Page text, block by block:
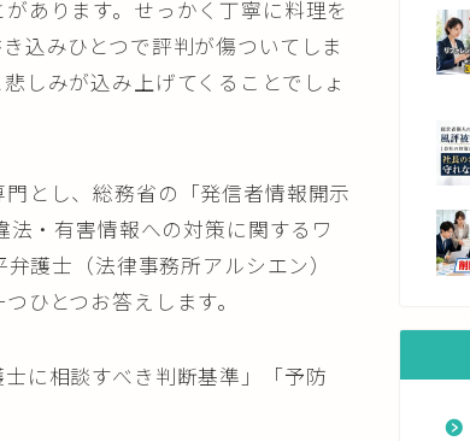
あります。せっかく丁寧に料理を
込みひとつで評判が傷ついてしま
しみが込み上げてくることでしょ
とし、総務省の「発信者情報開示
・有害情報への対策に関するワ
護士（法律事務所アルシエン）
ひとつお答えします。
に相談すべき判断基準」「予防